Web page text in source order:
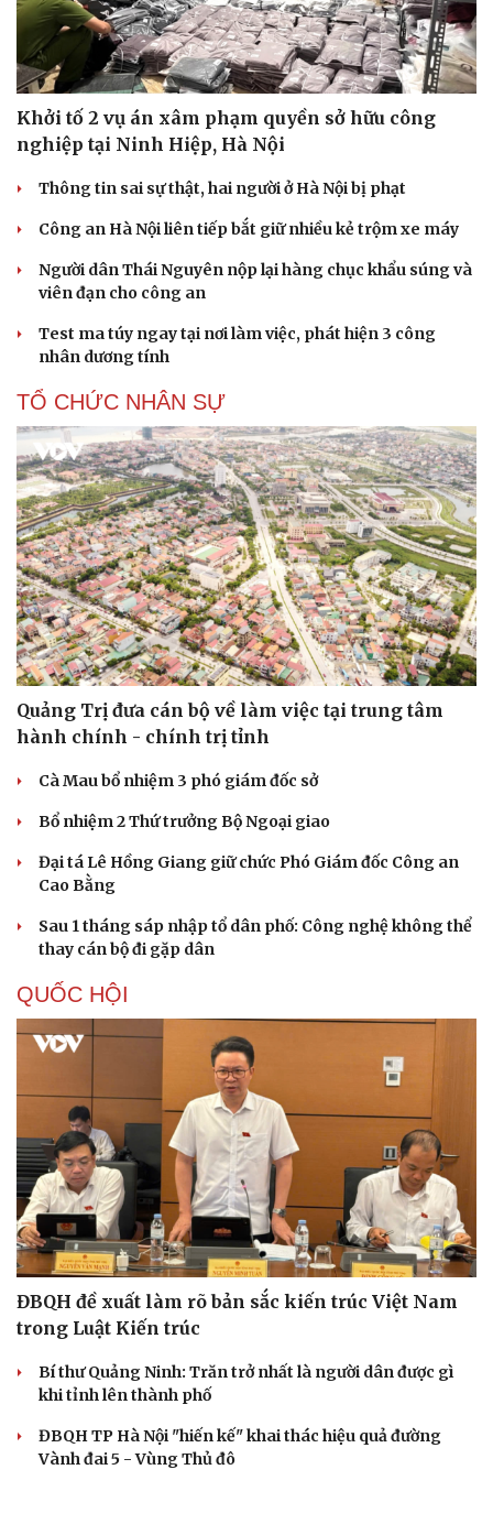
Khởi tố 2 vụ án xâm phạm quyền sở hữu công
nghiệp tại Ninh Hiệp, Hà Nội
Thông tin sai sự thật, hai người ở Hà Nội bị phạt
Công an Hà Nội liên tiếp bắt giữ nhiều kẻ trộm xe máy
Người dân Thái Nguyên nộp lại hàng chục khẩu súng và
viên đạn cho công an
Test ma túy ngay tại nơi làm việc, phát hiện 3 công
nhân dương tính
TỔ CHỨC NHÂN SỰ
Quảng Trị đưa cán bộ về làm việc tại trung tâm
hành chính - chính trị tỉnh
Cà Mau bổ nhiệm 3 phó giám đốc sở
Bổ nhiệm 2 Thứ trưởng Bộ Ngoại giao
Đại tá Lê Hồng Giang giữ chức Phó Giám đốc Công an
Cao Bằng
Sau 1 tháng sáp nhập tổ dân phố: Công nghệ không thể
thay cán bộ đi gặp dân
QUỐC HỘI
ĐBQH đề xuất làm rõ bản sắc kiến trúc Việt Nam
trong Luật Kiến trúc
Bí thư Quảng Ninh: Trăn trở nhất là người dân được gì
khi tỉnh lên thành phố
ĐBQH TP Hà Nội "hiến kế" khai thác hiệu quả đường
Vành đai 5 - Vùng Thủ đô